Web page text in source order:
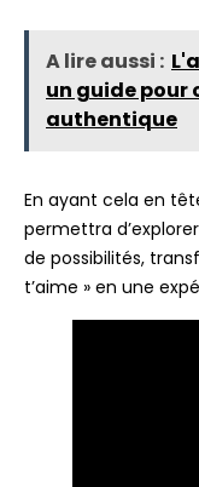
A lire aussi :
un guide pour
authentique
En ayant cela en
permettra
de possibilités,
t’aime » en une